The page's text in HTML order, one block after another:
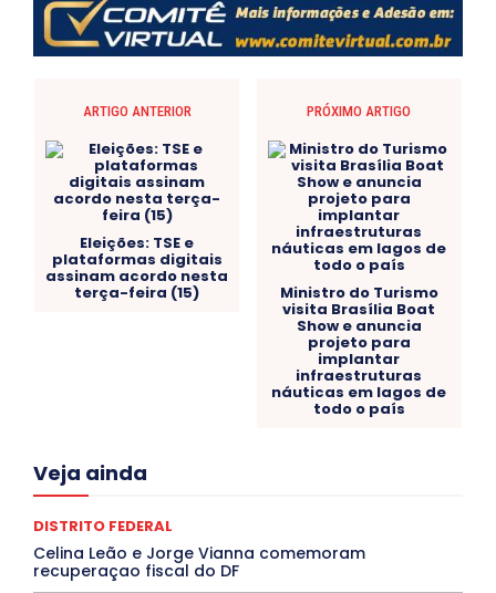
ARTIGO ANTERIOR
Eleições: TSE e
plataformas digitais
assinam acordo nesta
terça-feira (15)
PRÓXIMO ARTIGO
Ministro do Turismo
visita Brasília Boat
Show e anuncia
projeto para
implantar
infraestruturas
náuticas em lagos de
todo o país
Veja ainda
Acre
Congressuanas & Esplanadumas
Covid-19
Crônica Política
Cultura e Tal
DANÇA Dengue
DESTAQUE BRASIL
DESTAQUE DF
DISTRITO FEDERAL
Celina Leão e Jorge Vianna comemoram
recuperaçao fiscal do DF